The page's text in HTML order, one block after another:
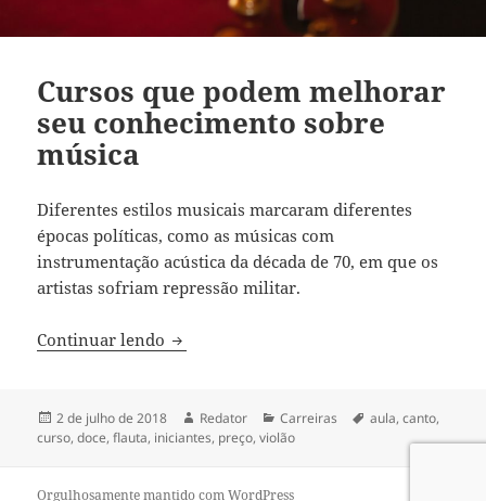
Cursos que podem melhorar
seu conhecimento sobre
música
Diferentes estilos musicais marcaram diferentes
épocas políticas, como as músicas com
instrumentação acústica da década de 70, em que os
artistas sofriam repressão militar.
Continuar lendo Cursos que podem melhorar seu
Publicado
em
2 de julho de 2018 Autor
Redator Categorias
Carreiras Tags
aula,canto,
curso,doce,flauta, iniciantes, preço,violão
Orgulhosamente mantido com WordPress